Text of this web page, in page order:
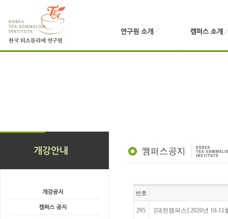
번호
295 [대전캠퍼스] 2020년 10-